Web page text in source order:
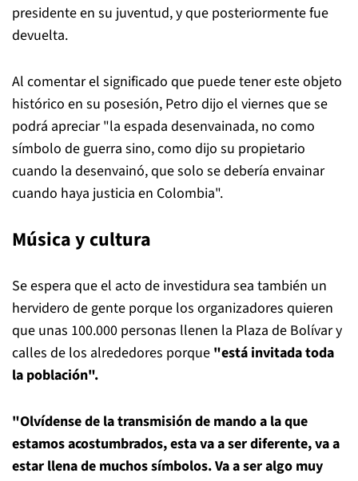
presidente en su juventud, y que posteriormente fue
devuelta.
Al comentar el significado que puede tener este objeto
histórico en su posesión, Petro dijo el viernes que se
podrá apreciar "la espada desenvainada, no como
símbolo de guerra sino, como dijo su propietario
cuando la desenvainó, que solo se debería envainar
cuando haya justicia en Colombia".
Música y cultura
Se espera que el acto de investidura sea también un
hervidero de gente porque los organizadores quieren
que unas 100.000 personas llenen la Plaza de Bolívar y
calles de los alrededores porque "está invitada toda
la población".
"Olvídense de la transmisión de mando a la que
estamos acostumbrados, esta va a ser diferente, va a
estar llena de muchos símbolos. Va a ser algo muy